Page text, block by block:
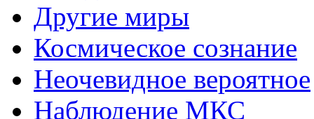
Другие миры
Космическое сознание
Неочевидное вероятное
Наблюдение МКС